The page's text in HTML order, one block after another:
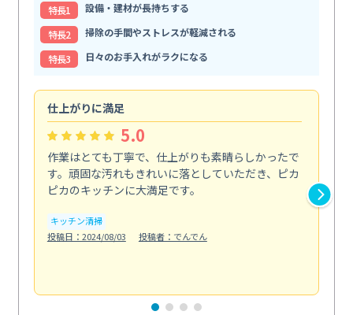
特⻑1
設備・建材が長持ちする
特⻑2
掃除の手間やストレスが軽減される
特⻑3
日々のお手入れがラクになる
仕上がりに満足
5.0
作業はとても丁寧で、仕上がりも素晴らしかったで
す。頑固な汚れもきれいに落としていただき、ピカ
ピカのキッチンに大満足です。
キッチン清掃
投稿日：2024/08/03
投稿者：でんでん